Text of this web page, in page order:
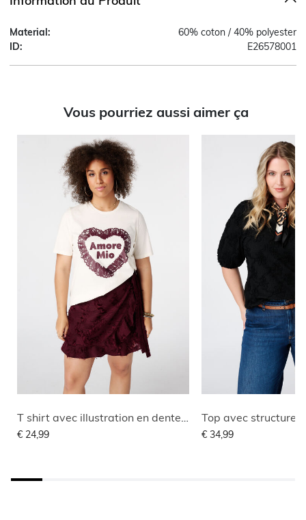
Material:
60% coton / 40% polyester
ID:
E26578001
Vous pourriez aussi aimer ça
€ 24,99
Top avec structure
€ 34,99